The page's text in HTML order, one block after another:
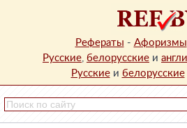
Рефераты - Афоризмы
Русские, белорусские и
Русскиеи белорусские